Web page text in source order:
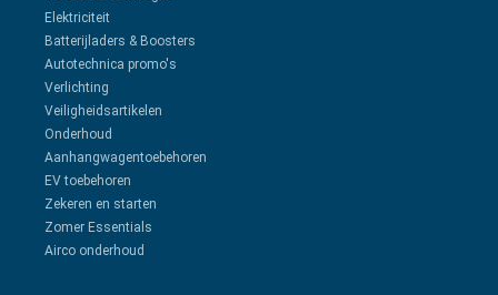
Elektriciteit
Batterijladers & Boosters
Autotechnica promo's
Verlichting
Veiligheidsartikelen
Onderhoud
Aanhangwagentoebehoren
EV toebehoren
Zekeren en starten
Zomer Essentials
Airco onderhoud